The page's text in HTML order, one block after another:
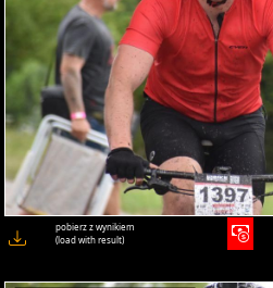
pobierz z wynikiem
(load with result)